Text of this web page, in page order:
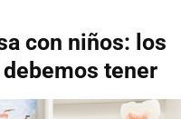
con niños: los
tener